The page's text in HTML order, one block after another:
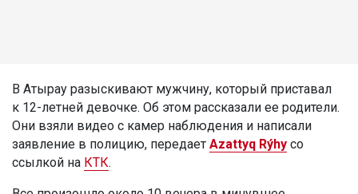
В Атырау разыскивают мужчину, который приставал
к 12-летней девочке. Об этом рассказали ее родители.
Они взяли видео с камер наблюдения и написали
заявление в полицию, передает Azattyq Rýhy со
ссылкой на КТК.